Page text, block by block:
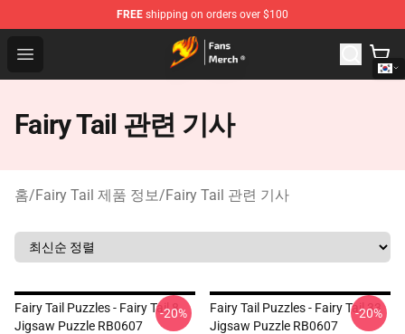
FREE shipping on orders over $100
Open menu
Fairy Tail Store - Official Fairy Tail Merchandise Shop
Fairy Tail 관련 기사
홈/Fairy Tail 제품 정보/Fairy Tail 관련 기사
Fairy Tail Puzzles - Fairy Tail 8
Jigsaw Puzzle RB0607
-20%
Fairy Tail Puzzles - Fairy Tail 33
Jigsaw Puzzle RB0607
-20%